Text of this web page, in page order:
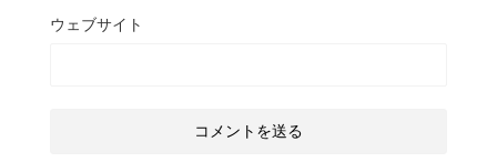
ウェブサイト